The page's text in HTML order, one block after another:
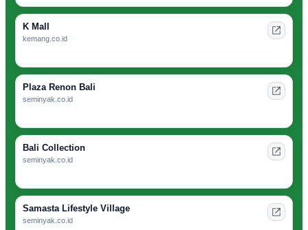
K Mall
kemang.co.id
Plaza Renon Bali
seminyak.co.id
Bali Collection
seminyak.co.id
Samasta Lifestyle Village
seminyak.co.id